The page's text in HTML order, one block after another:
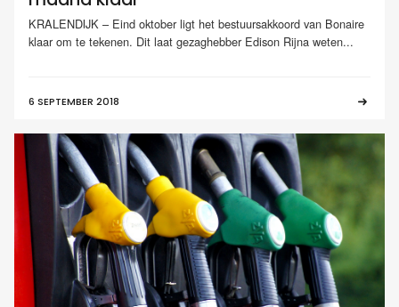
KRALENDIJK – Eind oktober ligt het bestuursakkoord van Bonaire
klaar om te tekenen. Dit laat gezaghebber Edison Rijna weten...
6 SEPTEMBER 2018